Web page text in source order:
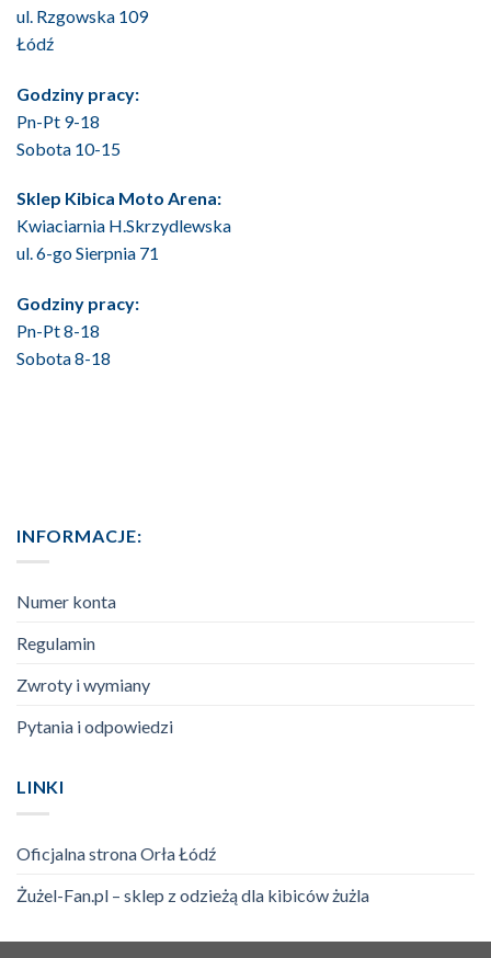
ul. Rzgowska 109
Łódź
Godziny pracy:
Pn-Pt 9-18
Sobota 10-15
Sklep Kibica Moto Arena:
Kwiaciarnia H.Skrzydlewska
ul. 6-go Sierpnia 71
Godziny pracy:
Pn-Pt 8-18
Sobota 8-18
INFORMACJE:
Numer konta
Regulamin
Zwroty i wymiany
Pytania i odpowiedzi
LINKI
Oficjalna strona Orła Łódź
Żużel-Fan.pl – sklep z odzieżą dla kibiców żużla